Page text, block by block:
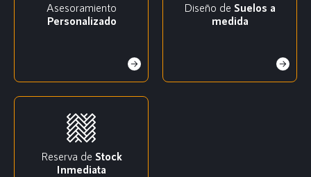
Asesoramiento
Personalizado
Diseño de Suelos a
medida
Reserva de Stock
Inmediata